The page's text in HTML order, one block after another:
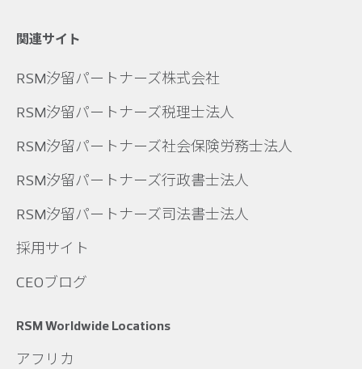
関連サイト
RSM汐留パートナーズ株式会社
RSM汐留パートナーズ税理士法人
RSM汐留パートナーズ社会保険労務士法人
RSM汐留パートナーズ行政書士法人
RSM汐留パートナーズ司法書士法人
採用サイト
CEOブログ
RSM Worldwide Locations
アフリカ